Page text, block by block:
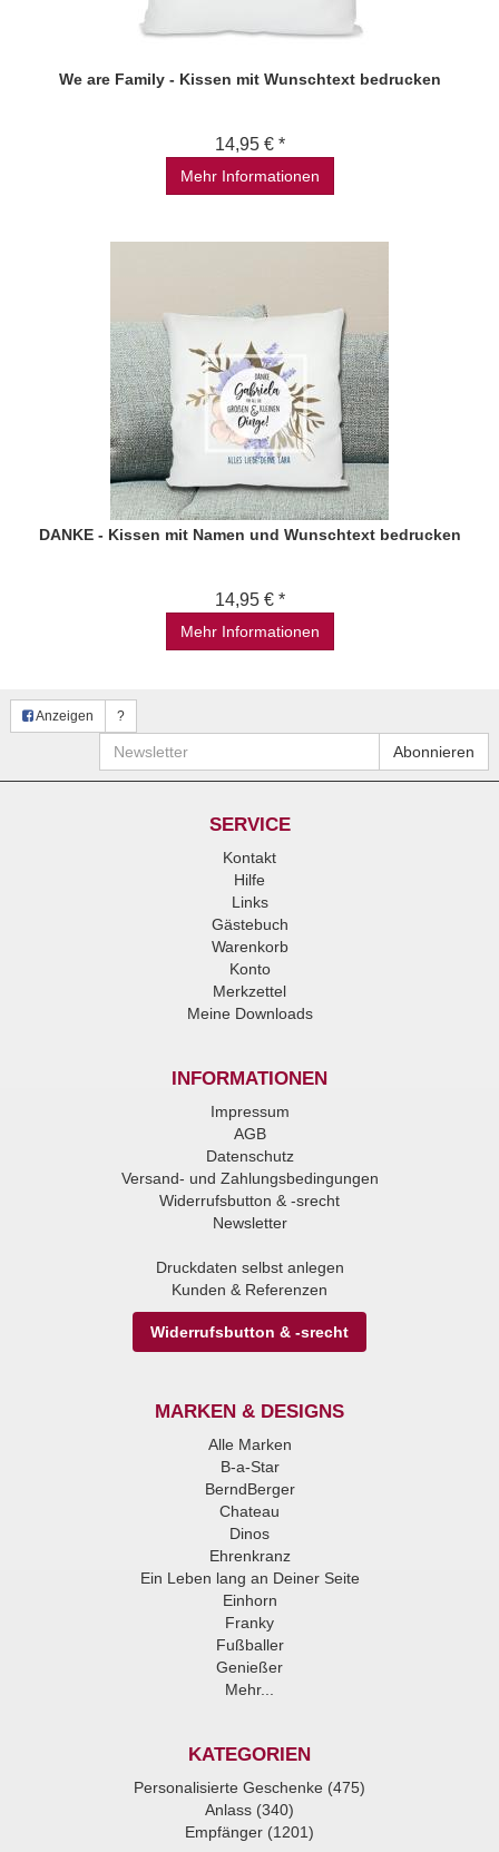
We are Family - Kissen mit Wunschtext bedrucken
14,95 € *
Mehr Informationen
DANKE - Kissen mit Namen und Wunschtext bedrucken
14,95 € *
Mehr Informationen
Anzeigen ?
Newsletter Abonnieren
SERVICE
Kontakt
Hilfe
Links
Gästebuch
Warenkorb
Konto
Merkzettel
Meine Downloads
INFORMATIONEN
Impressum
AGB
Datenschutz
Versand- und Zahlungsbedingungen
Widerrufsbutton & -srecht
Newsletter
Druckdaten selbst anlegen
Kunden & Referenzen
Widerrufsbutton & -srecht
MARKEN & DESIGNS
Alle Marken
B-a-Star
BerndBerger
Chateau
Dinos
Ehrenkranz
Ein Leben lang an Deiner Seite
Einhorn
Franky
Fußballer
Genießer
Mehr...
KATEGORIEN
Personalisierte Geschenke (475)
Anlass (340)
Empfänger (1201)